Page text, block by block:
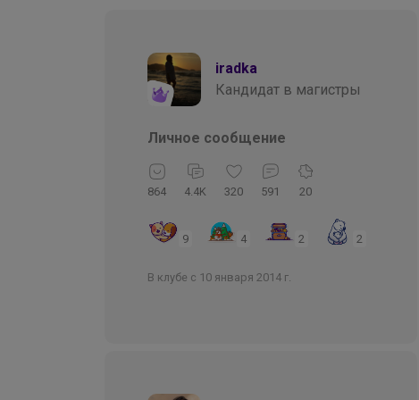
iradka
Кандидат в магистры
Личное сообщение
864 4.4K 320 591 20
9 4 2 2
В клубе с 10 января 2014 г.